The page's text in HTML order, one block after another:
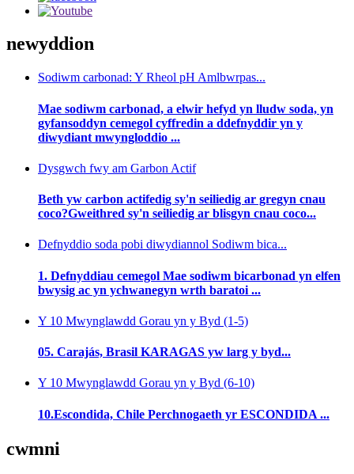
newyddion
Sodiwm carbonad: Y Rheol pH Amlbwrpas...
Mae sodiwm carbonad, a elwir hefyd yn lludw soda, yn
gyfansoddyn cemegol cyffredin a ddefnyddir yn y
diwydiant mwyngloddio ...
Dysgwch fwy am Garbon Actif
Beth yw carbon actifedig sy'n seiliedig ar gregyn cnau
coco?Gweithred sy'n seiliedig ar blisgyn cnau coco...
Defnyddio soda pobi diwydiannol Sodiwm bica...
1. Defnyddiau cemegol Mae sodiwm bicarbonad yn elfen
bwysig ac yn ychwanegyn wrth baratoi ...
Y 10 Mwynglawdd Gorau yn y Byd (1-5)
05. Carajás, Brasil KARAGAS yw larg y byd...
Y 10 Mwynglawdd Gorau yn y Byd (6-10)
10.Escondida, Chile Perchnogaeth yr ESCONDIDA ...
cwmni